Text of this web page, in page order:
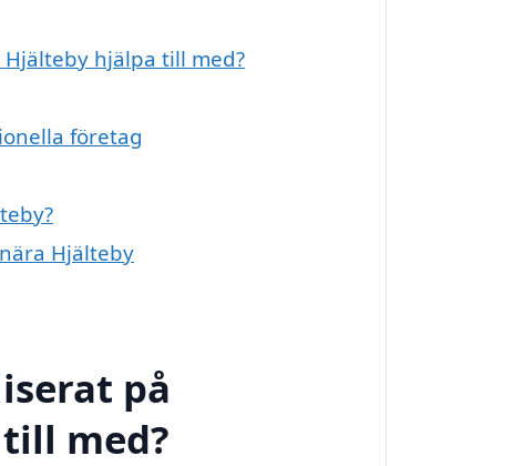
hjälpa till med?
företag
Hjälteby
på
med?